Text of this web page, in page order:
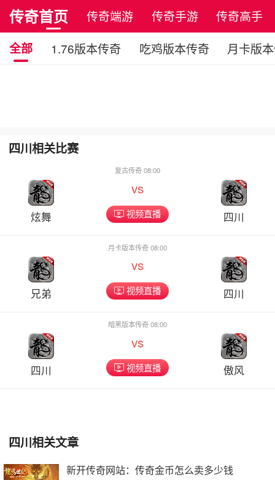
传奇首页 传奇端游 传奇手游
传奇高手
全部
1.76版本传奇 吃鸡版本传奇 月卡版
四川相关比赛
炫舞
复古传奇 08:00
vs
视频直播 四川
兄弟
月卡版本传奇 08:00
vs
视频直播 四川
四川
暗黑版本传奇 08:00
vs
视频直播 傲风
四川相关文章
新开传奇网站：传奇金币怎么卖多少钱